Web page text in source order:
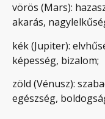
vörös (Mars):
akarás,
kék (Jupiter):
képesség, bizalom;
zöld (Vénusz):
egészség,